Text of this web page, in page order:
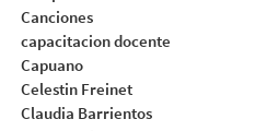
Canciones
capacitacion docente
Capuano
Celestin Freinet
Claudia Barrientos